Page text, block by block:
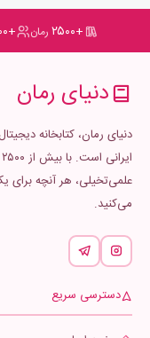
+۲۵۰۰ رمان +۵۰۰ هزار
دنیای رمان
دنیای رمان، کتابخانه
علمی‌تخیلی، هر آنچه برای
می‌کنید.
دسترسی سریع